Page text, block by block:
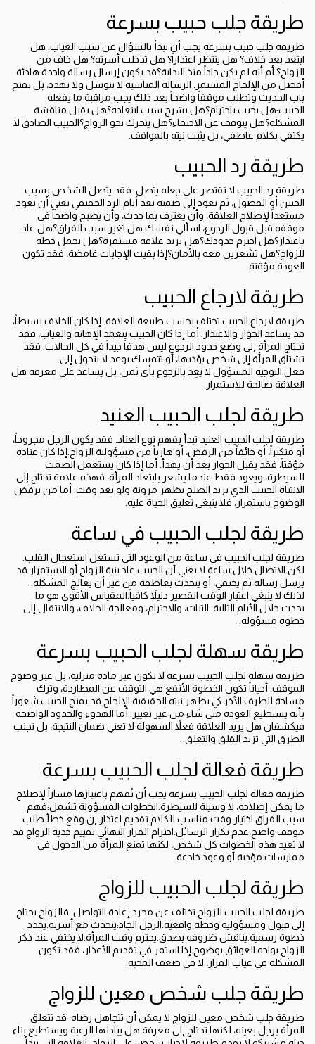
طريقة جلب حبيب بسرعة
طريقة جلب حبيب بسرعة يجب أن تبدأ بالسؤال عن سبب الغياب. هل
ابتعد بعد خلاف؟ هل ينتظر اعتذاراً؟ هل تدخلت أسرته؟ هل خاف من
الزواج؟ أم أنه لم يكن جاداً منذ البداية؟قد يكون إرسال رسالة واحدة هادئة
أفضل من الإلحاح المستمر. الرسالة المناسبة لا تتوسل ولا تهدد، بل تفتح
باب الحديث وتطلب موقفاً واضحاً.بعد ذلك يجب مراقبة ما يفعله
الحبيب:هل يجيب باحترام؟هل يشرح سبب ابتعاده؟هل يقبل مناقشة
المشكلة؟هل يتوقف عن الاختفاء؟هل يتحرك نحو الزواج؟الحبيب الصادق لا
يكتفي بكلام عاطفي، بل يثبت نيته بالمواقف.
طريقة رد الحبيب
طريقة رد الحبيب لا تقتصر على جعله يتصل. فقد يتصل الشخص بسبب
الحنين أو الفضول، ثم يعود إلى صمته بعد أيام.الرد الحقيقي يعني أن يعود
مستعداً لإصلاح العلاقة، وأن يعترف بما حدث، وأن يصبح واضحاً في
موقفه.قبل قبول الرجوع، اسألي نفسك:هل تغير سبب الفراق؟هل عاد
باعتذار؟هل احترم حدودك؟هل يريد علاقة مستقرة؟هل يحمل خطة
للزواج؟هل تشعرين معه بالأمان؟إذا بقيت الإجابات غامضة، فقد تكون
العودة مؤقتة.
طريقة لارجاع الحبيب
طريقة لارجاع الحبيب تختلف بحسب طبيعة العلاقة. إذا كان الخلاف بسيطاً،
قد يساعد الحوار والاعتذار. أما إذا كان الحبيب يتعمد الإهانة والغياب، فقد
تحتاج المرأة إلى وضع حدود.الرجوع ليس هدفاً جيداً في كل الحالات. فقد
تشتاق المرأة إلى شخص يؤذيها، أو تتمسك بوعد لا يتحول إلى
فعل.التوجيه المسؤول لا يَعِد بالرجوع بأي ثمن، بل يساعد على معرفة هل
العلاقة صالحة للاستمرار.
طريقة لجلب الحبيب العنيد
طريقة لجلب الحبيب العنيد تبدأ بفهم نوع العناد. فقد يكون الرجل مجروحاً،
أو متكبراً، أو خائفاً من الرفض، أو هارباً من مسؤولية الزواج.إذا كان عناده
مؤقتاً، فقد يقبل الحوار بعد أن يهدأ. أما إذا كان يستعمل الصمت
للسيطرة، ويعود فقط عندما يشعر بابتعاد المرأة، فهذه علامة تحتاج إلى
الانتباه.الحبيب الذي يريد الصلح يظهر مرونة ولو بعد وقت. أما من يرفض
الوضوح باستمرار، فلا ينبغي تعليق الحياة عليه.
طريقة لجلب الحبيب في ساعة
طريقة لجلب الحبيب في ساعة من الوعود التي تستغل استعجال القلب.
لكن الاتصال خلال ساعة لا يعني أن الحبيب عاد بنية الزواج أو الاستمرار.قد
يرسل رسالة ثم يختفي، أو يتحدث بعاطفة من غير أن يعالج المشكلة.
لذلك لا ينبغي اعتبار الوقت القصير دليلاً كافياً.المقياس الأقوى هو ما
يحدث خلال الأيام التالية: الثبات، والاحترام، ومعالجة الخلاف، والانتقال إلى
خطوة مسؤولة.
طريقة سهلة لجلب الحبيب بسرعة
طريقة سهلة لجلب الحبيب بسرعة لا تكون عبر مادة منزلية، بل عبر وضوح
الموقف. أحياناً تكون الخطوة الأنفع هي التوقف عن المطاردة، وترك
مساحة للطرف الآخر كي يظهر نيته الحقيقية.الإلحاح قد يمنح الحبيب شعوراً
بأنه يستطيع العودة متى شاء من غير تغيير. أما الهدوء والحدود الواضحة
فيكشفان هل يريد العلاقة فعلاً.السهولة لا تعني ضمان النتيجة، بل تجنب
الطرق التي تزيد القلق والتعلق.
طريقة فعالة لجلب الحبيب بسرعة
طريقة فعالة لجلب الحبيب بسرعة يجب أن تُفهم باعتبارها مساراً لإصلاح
ما يمكن إصلاحه، لا وسيلة للسيطرة.الخطوات المسؤولة تشمل:فهم
سبب الفراق.اختيار وقت مناسب للكلام.تقديم اعتذار إن وقع خطأ.طلب
موقف واضح.عدم تكرار الرسائل.احترام القرار النهائي.تقييم جدية الزواج.قد
لا تعيد هذه الخطوات كل شخص، لكنها تمنع المرأة من الدخول في
ممارسات مؤذية أو وعود خادعة.
طريقة لجلب الحبيب للزواج
طريقة لجلب الحبيب للزواج تختلف عن مجرد إعادة التواصل. فالزواج يحتاج
إلى قبول ومسؤولية وخطة واقعية.الرجل الجاد:يتحدث مع أسرته.يحدد
خطوة رسمية.يناقش ظروفه بصدق.يحترم وقت المرأة.لا يختفي عند ذكر
الزواج.يواجه العوائق بوضوح.إذا استمر في تقديم الأعذار، فقد تكون
المشكلة في غياب القرار، لا في ضعف المحبة.
طريقة جلب شخص معين للزواج
طريقة جلب شخص معين للزواج لا يمكن أن تتجاهل رضاه. قد تتعلق
المرأة برجل بعينه، لكنها تحتاج إلى معرفة هل يبادلها الرغبة ويستطيع بناء